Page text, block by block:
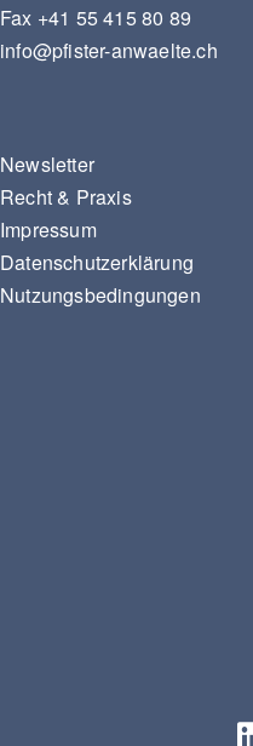
Fax +41 55 415 80 89
info@pfister-anwaelte.ch
Newsletter
Recht & Praxis
Impressum
Datenschutzerklärung
Nutzungsbedingungen